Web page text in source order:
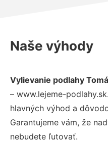
Naše výhody
Vylievanie podlahy
– www.lejeme-
hlavných výhod a
Garantujeme vám, že
nebudete ľutovať.